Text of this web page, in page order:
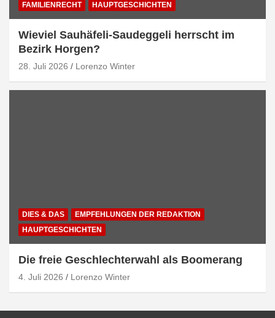
FAMILIENRECHT HAUPTGESCHICHTEN
Wieviel Sauhäfeli-Saudeggeli herrscht im
Bezirk Horgen?
28. Juli 2026 Lorenzo Winter
DIES & DAS
EMPFEHLUNGEN DER REDAKTION
HAUPTGESCHICHTEN
Die freie Geschlechterwahl als Boomerang
4. Juli 2026 Lorenzo Winter